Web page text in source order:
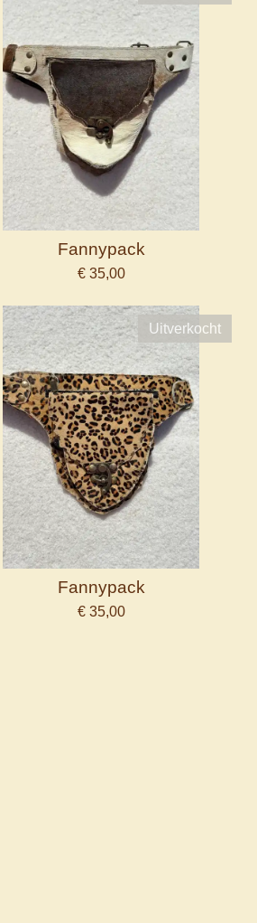
Fannypack
€ 35,00
Uitverkocht
Fannypack
€ 35,00